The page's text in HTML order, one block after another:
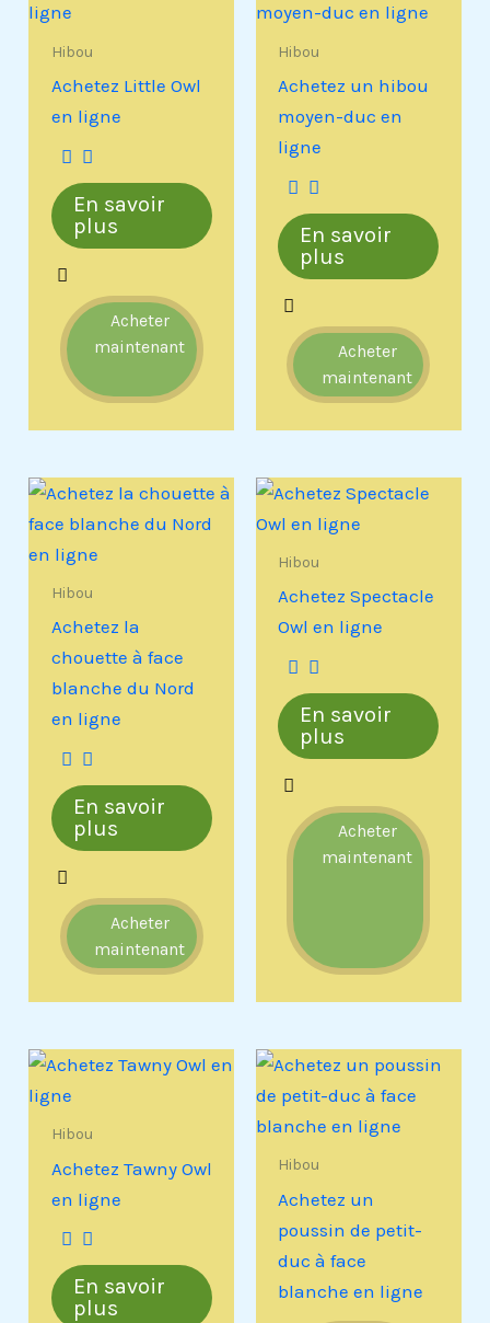
Hibou
Achetez Little Owl
en ligne
En savoir
plus
Acheter
maintenant
Hibou
Achetez un hibou
moyen-duc en
ligne
En savoir
plus
Acheter
maintenant
Hibou
Achetez la
chouette à face
blanche du Nord
en ligne
En savoir
plus
Acheter
maintenant
Hibou
Achetez Spectacle
Owl en ligne
En savoir
plus
Acheter
maintenant
Hibou
Achetez Tawny Owl
en ligne
En savoir
plus
Hibou
Achetez un
poussin de petit-
duc à face
blanche en ligne